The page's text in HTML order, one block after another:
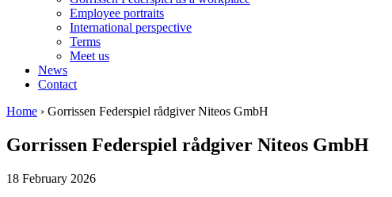
Employee portraits
International perspective
Terms
Meet us
News
Contact
Home › Gorrissen Federspiel rådgiver Niteos GmbH
Gorrissen Federspiel rådgiver Niteos GmbH
18 February 2026